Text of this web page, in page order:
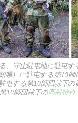
、守山駐屯地に駐屯
県）に駐屯する第10師
屯する第10師団隷下
10師団隷下の高射特科